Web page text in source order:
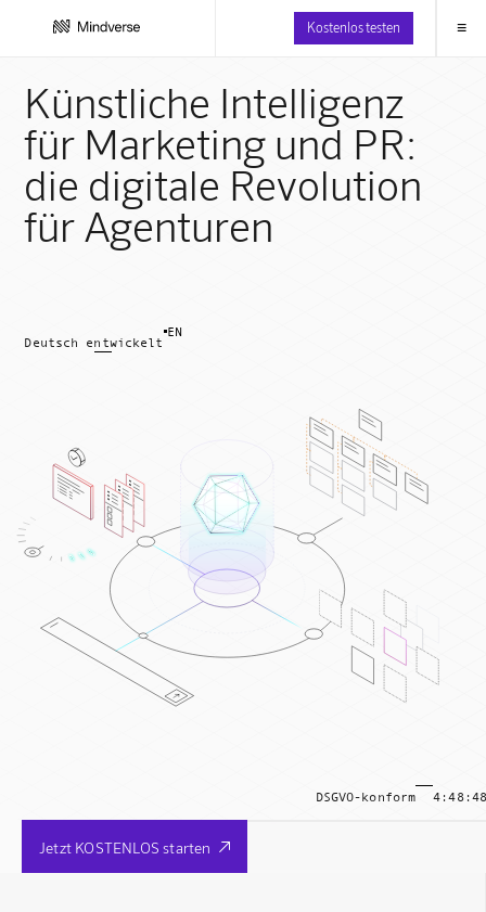
Kostenlos testen ≡
Künstliche Intelligenz
für Marketing und PR:
die digitale Revolution
für Agenturen
Deutsch entwickelt
EN
DSGVO-konform
Jetzt KOSTENLOS starten 